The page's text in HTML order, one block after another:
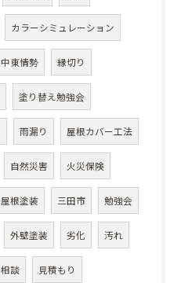
カラーシミュレーション
中東情勢 縁切り
塗り替え勉強会
雨漏り 屋根カバー工法
自然災害 火災保険
屋根塗装 三田市 勉強会
外壁塗装 劣化 汚れ
相談 見積もり